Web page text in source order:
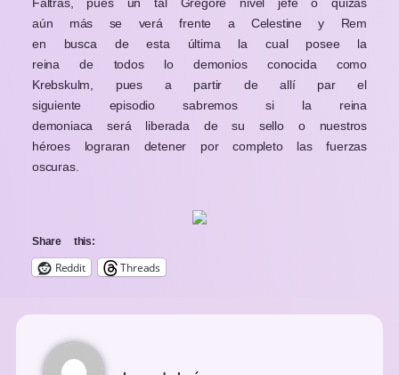
aún más se verá frente a Celestine y Rem
en busca de esta última la cual posee la
reina de todos lo demonios conocida como
Krebskulm, pues a partir de allí par el
siguiente episodio sabremos si la reina
demoniacaserá liberada de su sello o nuestros
héroes lograran detener por completo las fuerzas
oscuras.
Share this:
Reddit Threads